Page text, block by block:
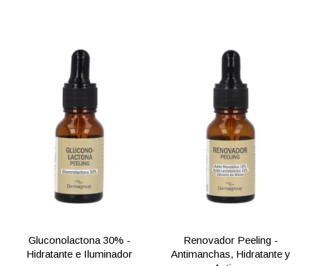
Gluconolactona 30% -
Hidratante e Iluminador
Renovador Peeling -
Antimanchas, Hidratante y